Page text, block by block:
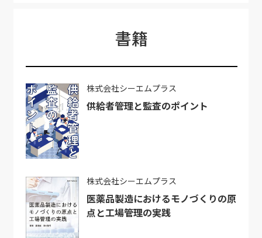
書籍
株式会社シーエムプラス
供給者管理と監査のポイント
株式会社シーエムプラス
医薬品製造におけるモノづくりの原
点と工場管理の実践